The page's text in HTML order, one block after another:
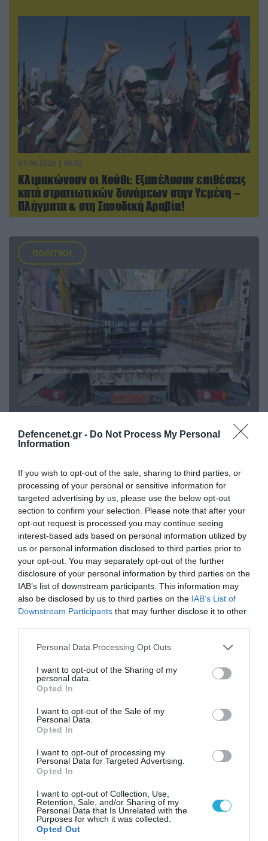
Defencenet.gr - Do Not Process My Personal
Information
If you wish to opt-out of the sale, sharing to third parties, or
processing of your personal or sensitive information for
targeted advertising by us, please use the below opt-out
section to confirm your selection. Please note that after your
opt-out request is processed you may continue seeing
interest-based ads based on personal information utilized by
us or personal information disclosed to third parties prior to
your opt-out. You may separately opt-out of the further
disclosure of your personal information by third parties on the
IAB’s list of downstream participants. This information may
also be disclosed by us to third parties on the IAB’s List of
Downstream Participants that may further disclose it to other
Please note that this website/app uses one or more Google
not limited to your visit or usage behaviour. You may click to
grant or deny consent to Google and its third-party tags to
use your data for below specified purposes in below Google
consent section.
Personal Data Processing Opt Outs
I want to opt-out of the Sharing of my
personal data.
Opted In
I want to opt-out of the Sale of my
Personal Data.
Opted In
I want to opt-out of processing my
Personal Data for Targeted Advertising.
Opted In
I want to opt-out of Collection, Use,
Retention, Sale, and/or Sharing of my
Personal Data that Is Unrelated with the
Purposes for which it was collected.
Opted Out
07.08.2026 | 08:02
Κλιμακώνουν οι Χούθι: Eξαπέλυσαν επιθέσεις
κατά στρατιωτικών δυνάμεων στην Υεμένη –
Πλήγματα & στη Σαουδική Αραβία!
ΠΟΛΙΤΙΚΗ
«Επιχείρηση ελεύθερα πεζοδρόμια» στην
Αθήνα: Απομακρύνθηκαν παράνομα
06.08.2026 | 09:03
«Οι εντελώς αθώοι»: Η ανάρτηση του Αρκά για
Αττικής (φωτο)